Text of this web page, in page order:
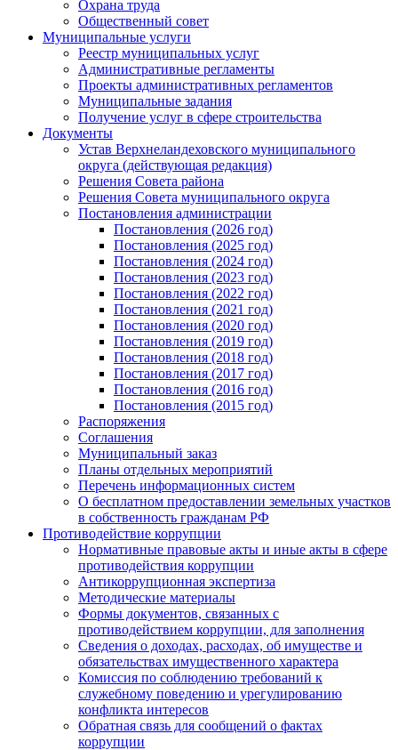
Охрана труда
Общественный совет
Муниципальные услуги
Реестр муниципальных услуг
Административные регламенты
Проекты административных регламентов
Муниципальные задания
Получение услуг в сфере строительства
Документы
Устав Верхнеландеховского муниципального
округа (действующая редакция)
Решения Совета района
Решения Совета муниципального округа
Постановления администрации
Постановления (2026 год)
Постановления (2025 год)
Постановления (2024 год)
Постановления (2023 год)
Постановления (2022 год)
Постановления (2021 год)
Постановления (2020 год)
Постановления (2019 год)
Постановления (2018 год)
Постановления (2017 год)
Постановления (2016 год)
Постановления (2015 год)
Распоряжения
Соглашения
Муниципальный заказ
Планы отдельных мероприятий
Перечень информационных систем
О бесплатном предоставлении земельных участков
в собственность гражданам РФ
Противодействие коррупции
Нормативные правовые акты и иные акты в сфере
противодействия коррупции
Антикоррупционная экспертиза
Методические материалы
Формы документов, связанных с
противодействием коррупции, для заполнения
Сведения о доходах, расходах, об имуществе и
обязательствах имущественного характера
Комиссия по соблюдению требований к
служебному поведению и урегулированию
конфликта интересов
Обратная связь для сообщений о фактах
коррупции